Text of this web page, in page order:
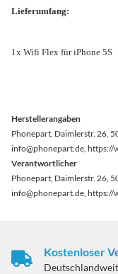
Lieferumfang:
1x Wifi Flex für iPhone 5S
Herstellerangaben
Phonepart, Daimlerstr. 26,
info@phonepart.de,
Verantwortlicher
Phonepart, Daimlerstr. 26,
info@phonepart.de,
Kostenloser